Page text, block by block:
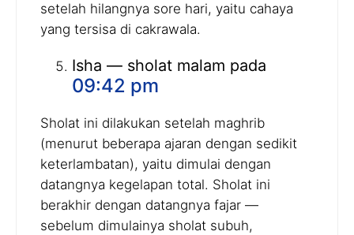
setelah hilangnya sore hari, yaitu cahaya
yang tersisa di cakrawala.
Isha — sholat malam pada
09:42 pm
Sholat ini dilakukan setelah maghrib
(menurut beberapa ajaran dengan sedikit
keterlambatan), yaitu dimulai dengan
datangnya kegelapan total. Sholat ini
berakhir dengan datangnya fajar —
sebelum dimulainya sholat subuh,